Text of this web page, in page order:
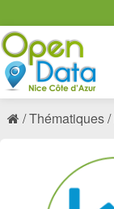
Thématiques